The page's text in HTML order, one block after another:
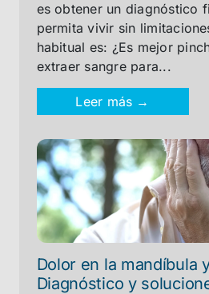
es obtener un diagnóstico
permita vivir sin
habitual es: ¿Es mejor
extraer sangre para...
Leer más →
Dolor en la mandíbula
Diagnóstico y